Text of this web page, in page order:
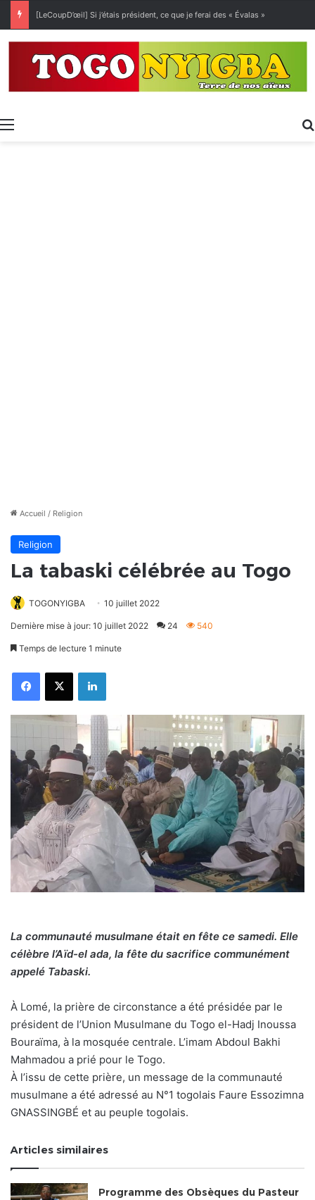
[LeCoupD’œil] Si j’étais président, ce que je ferai des « Évalas »
Menu
Accueil / Religion
Religion
La tabaski célébrée au Togo
TOGONYIGBA 10 juillet 2022
Dernière mise à jour: 10 juillet 2022 24 540
Temps de lecture 1 minute
FacebookX Linkedin
La communauté musulmane était en fête ce samedi. Elle
célèbre l’Aïd-el ada, la fête du sacrifice communément
appelé Tabaski.
À Lomé, la prière de circonstance a été présidée par le
président de l’Union Musulmane du Togo el-Hadj Inoussa
Bouraïma, à la mosquée centrale. L’imam Abdoul Bakhi
Mahmadou a prié pour le Togo.
À l’issu de cette prière, un message de la communauté
musulmane a été adressé au N°1 togolais Faure Essozimna
GNASSINGBÉ et au peuple togolais.
Articles similaires
Programme des Obsèques du Pasteur